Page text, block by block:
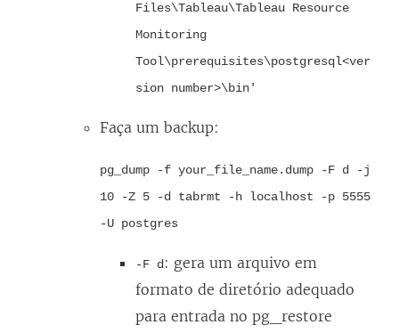
Files\Tableau\Tableau Resource
Monitoring
Tool\prerequisites\postgresql<ver
sion number>\bin'
Faça um backup:
pg_dump -f your_file_name.dump -F d -j
10 -Z 5 -d tabrmt -h localhost -p 5555
-U postgres
-F d: gera um arquivo em
formato de diretório adequado
para entrada no pg_restore